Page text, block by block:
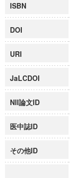
ISBN
DOI
URI
JaLCDOI
NII論文ID
医中誌ID
その他ID